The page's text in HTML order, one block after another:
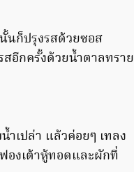
นก็ปรุงรสด้วยซอส
สอีกครั้งด้วยน้ำตาลทราย
เปล่า แล้วค่อยๆ เทลง
องเต้าหู้ทอดและผักที่